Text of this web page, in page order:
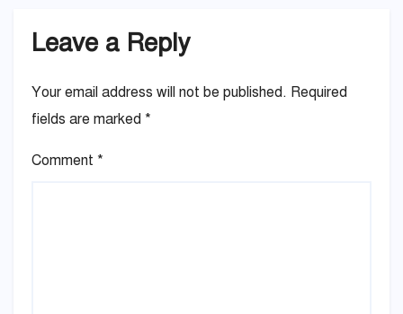
Leave a Reply
Your email address will not be published. Required
fields are marked *
Comment *